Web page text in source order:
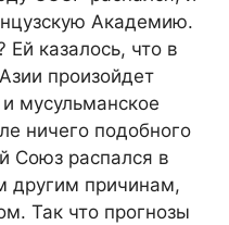
Академию.
Ей казалось, что в
произойдет
мусульманское
ничего подобного
Союз распался в
другим причинам,
Так что прогнозы